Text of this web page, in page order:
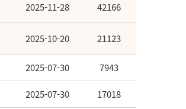
2025-11-28 42166
2025-10-20 21123
2025-07-30 7943
2025-07-30 17018